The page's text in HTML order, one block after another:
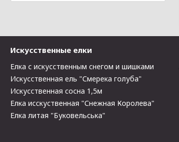
Искусственные елки
Елка с искусственным снегом и шишками
Искусственная ель "Смерека голуба"
Искусственная сосна 1,5м
Елка исскуственная "Снежная Королева"
Елка литая "Буковельська"